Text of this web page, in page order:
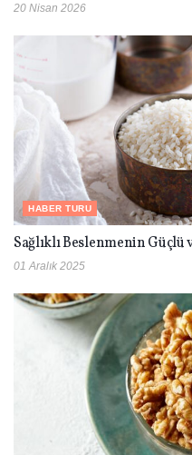
20 Nisan 2026
HABER TURU
Sağlıklı Beslenmenin
01 Aralık 2025